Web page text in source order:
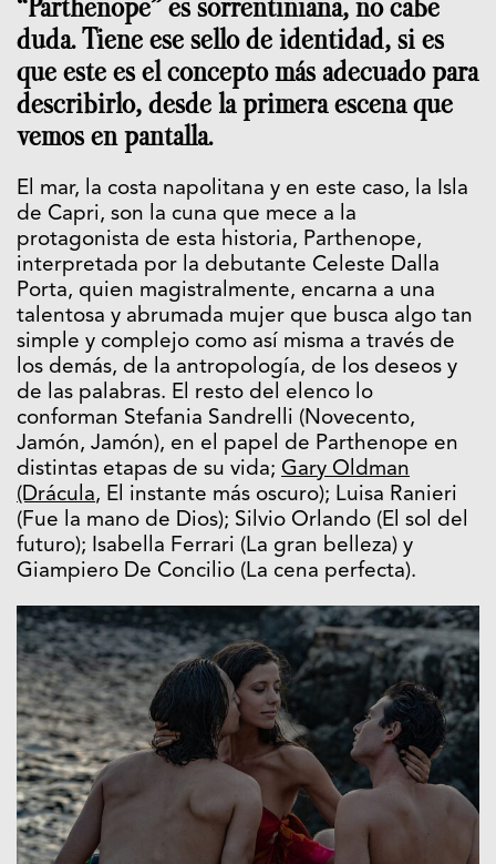
“Parthenope” es sorrentiniana, no cabe
duda. Tiene ese sello de identidad, si es
que este es el concepto más adecuado para
describirlo, desde la primera escena que
vemos en pantalla.
El mar, la costa napolitana y en este caso, la Isla
de Capri, son la cuna que mece a la
protagonista de esta historia, Parthenope,
interpretada por la debutante Celeste Dalla
Porta, quien magistralmente, encarna a una
talentosa y abrumada mujer que busca algo tan
simple y complejo como así misma a través de
los demás, de la antropología, de los deseos y
de las palabras. El resto del elenco lo
conforman Stefania Sandrelli (Novecento,
Jamón, Jamón), en el papel de Parthenope en
distintas etapas de su vida; Gary Oldman
(Drácula, El instante más oscuro); Luisa Ranieri
(Fue la mano de Dios); Silvio Orlando (El sol del
futuro); Isabella Ferrari (La gran belleza) y
Giampiero De Concilio (La cena perfecta).